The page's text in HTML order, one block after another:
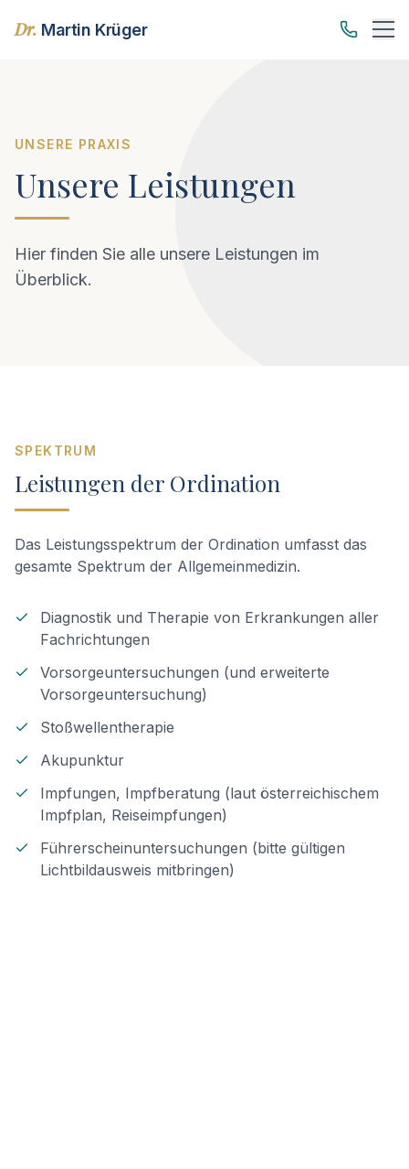
Dr. Martin Krüger
UNSERE PRAXIS
Unsere Leistungen
Hier finden Sie alle unsere Leistungen im
Überblick.
SPEKTRUM
Leistungen der Ordination
Das Leistungsspektrum der Ordination umfasst das
gesamte Spektrum der Allgemeinmedizin.
Diagnostik und Therapie von Erkrankungen aller
Fachrichtungen
Vorsorgeuntersuchungen (und erweiterte
Vorsorgeuntersuchung)
Stoßwellentherapie
Akupunktur
Impfungen, Impfberatung (laut österreichischem
Impfplan, Reiseimpfungen)
Führerscheinuntersuchungen (bitte gültigen
Lichtbildausweis mitbringen)